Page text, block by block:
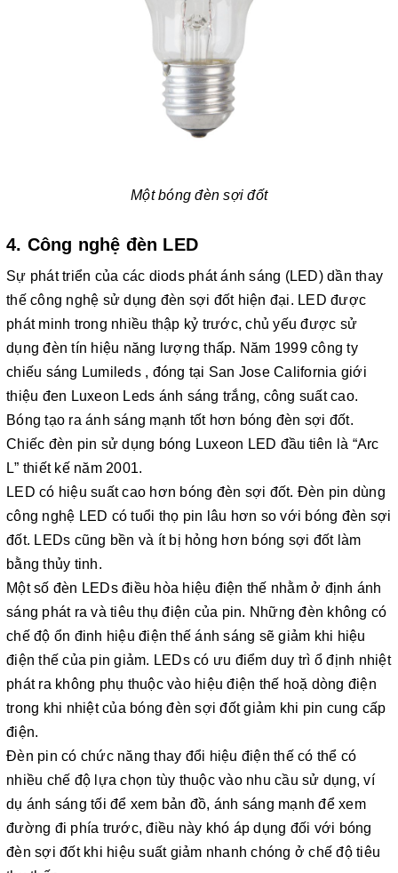
Một bóng đèn sợi đốt
4. Công nghệ đèn LED
Sự phát triển của các diods phát ánh sáng (LED) dần thay
thế công nghệ sử dụng đèn sợi đốt hiện đại. LED được
phát minh trong nhiều thập kỷ trước, chủ yếu được sử
dụng đèn tín hiệu năng lượng thấp. Năm 1999 công ty
chiếu sáng Lumileds , đóng tại San Jose California giới
thiệu đen Luxeon Leds ánh sáng trắng, công suất cao.
Bóng tạo ra ánh sáng mạnh tốt hơn bóng đèn sợi đốt.
Chiếc đèn pin sử dụng bóng Luxeon LED đầu tiên là “Arc
L” thiết kế năm 2001.
LED có hiệu suất cao hơn bóng đèn sợi đốt. Đèn pin dùng
công nghệ LED có tuổi thọ pin lâu hơn so với bóng đèn sợi
đốt. LEDs cũng bền và ít bị hỏng hơn bóng sợi đốt làm
bằng thủy tinh.
Một số đèn LEDs điều hòa hiệu điện thế nhằm ở định ánh
sáng phát ra và tiêu thụ điện của pin. Những đèn không có
chế độ ổn đinh hiệu điện thế ánh sáng sẽ giảm khi hiệu
điện thế của pin giảm. LEDs có ưu điểm duy trì ổ định nhiệt
phát ra không phụ thuộc vào hiệu điện thế hoặ dòng điện
trong khi nhiệt của bóng đèn sợi đốt giảm khi pin cung cấp
điện.
Đèn pin có chức năng thay đổi hiệu điện thế có thể có
nhiều chế độ lựa chọn tùy thuộc vào nhu cầu sử dụng, ví
dụ ánh sáng tối để xem bản đồ, ánh sáng mạnh để xem
đường đi phía trước, điều này khó áp dụng đối với bóng
đèn sợi đốt khi hiệu suất giảm nhanh chóng ở chế độ tiêu